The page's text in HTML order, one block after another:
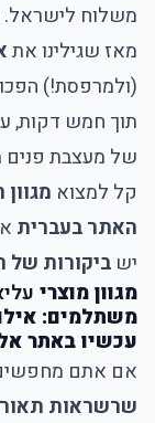
משלוח לישראל.
מאז שגילינו את
(ולמרפסת!)
תוך חמש דקות,
של מעצבת פנים
קל למצוא
האתר בעברית
יש ביקורות של
מגוון מוצרי
משתלמים:
עכשיו באתר
אם אתם מחפשים
שרשראות